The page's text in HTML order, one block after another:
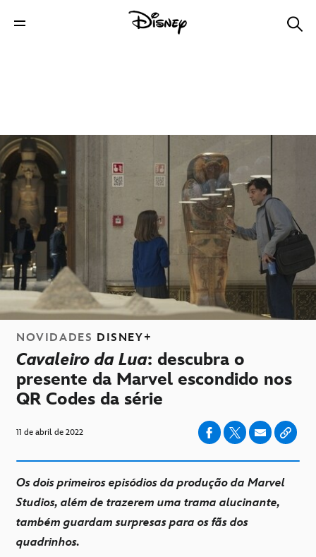
NOVIDADES DISNEY+
Cavaleiro da Lua: descubra o
presente da Marvel escondido nos
QR Codes da série
11 de abril de 2022
Os dois primeiros episódios da produção da Marvel
Studios, além de trazerem uma trama alucinante,
também guardam surpresas para os fãs dos
quadrinhos.